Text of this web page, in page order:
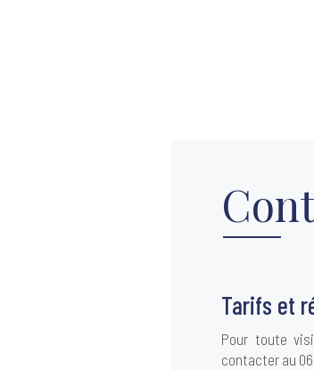
Tarifs et
Pour toute
contacter au